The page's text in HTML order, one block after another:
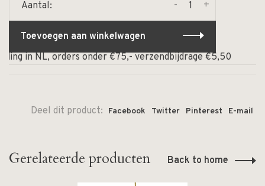
Aantal: +
-
Toevoegen aan winkelwagen
in NL, orders onder €75,- verzendbijdrage €5,50
Deel dit product: Facebook Twitter Pinterest E-mail
Gerelateerde producten Back to home